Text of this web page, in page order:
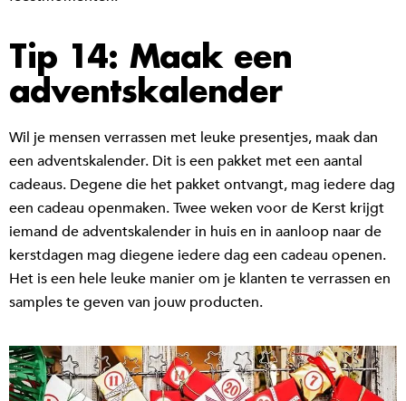
Tip 14: Maak een
adventskalender
Wil je mensen verrassen met leuke presentjes, maak dan
een adventskalender. Dit is een pakket met een aantal
cadeaus. Degene die het pakket ontvangt, mag iedere dag
een cadeau openmaken. Twee weken voor de Kerst krijgt
iemand de adventskalender in huis en in aanloop naar de
kerstdagen mag diegene iedere dag een cadeau openen.
Het is een hele leuke manier om je klanten te verrassen en
samples te geven van jouw producten.